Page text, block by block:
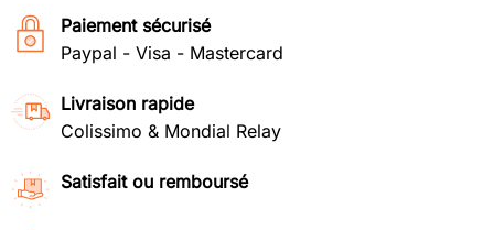
Paiement sécurisé
Paypal - Visa - Mastercard
Livraison rapide
Colissimo & Mondial Relay
Satisfait ou remboursé